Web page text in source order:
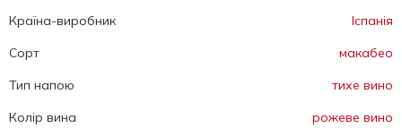
Країна-виробник
Іспанія
Сорт
макабео
Тип напою
тихе вино
Колір вина
рожеве вино